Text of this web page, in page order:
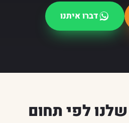
דברו איתנו
לפי תחום